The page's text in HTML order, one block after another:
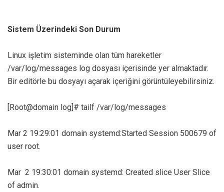
Sistem Üzerindeki Son Durum
Linux işletim sisteminde olan tüm hareketler
/var/log/messages log dosyası içerisinde yer almaktadır.
Bir editörle bu dosyayı açarak içeriğini görüntüleyebilirsiniz.
[Root@domain log]# tailf /var/log/messages
Mar 2 19:29:01 domain systemd:Started Session 500679 of
user root.
Mar 2 19:30:01 domain systemd: Created slice User Slice
of admin.